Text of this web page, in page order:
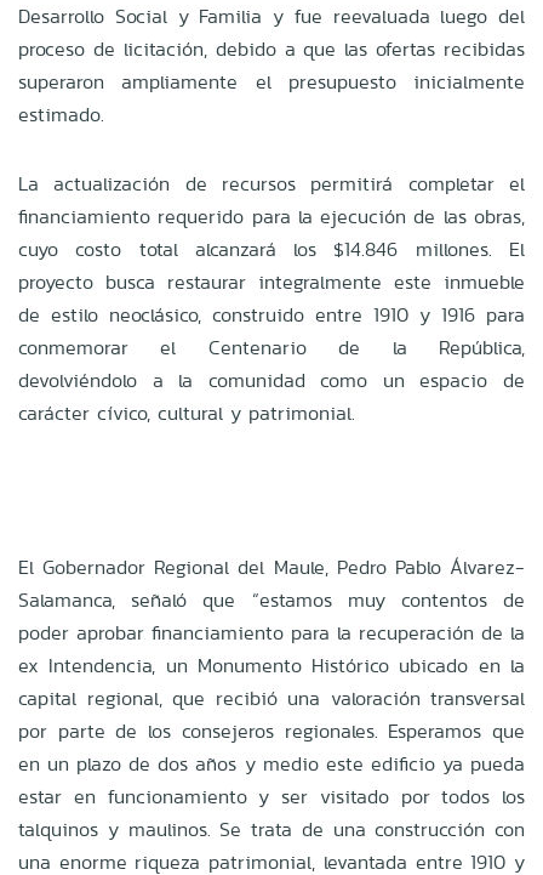
Desarrollo Social y Familia y fue reevaluada luego del
proceso de licitación, debido a que las ofertas recibidas
superaron ampliamente el presupuesto inicialmente
estimado.
La actualización de recursos permitirá completar el
financiamiento requerido para la ejecución de las obras,
cuyo costo total alcanzará los $14.846 millones. El
proyecto busca restaurar integralmente este inmueble
de estilo neoclásico, construido entre 1910 y 1916 para
conmemorar el Centenario de la República,
devolviéndolo a la comunidad como un espacio de
carácter cívico, cultural y patrimonial.
El Gobernador Regional del Maule, Pedro Pablo Álvarez-
Salamanca, señaló que “estamos muy contentos de
poder aprobar financiamiento para la recuperación de la
ex Intendencia, un Monumento Histórico ubicado en la
capital regional, que recibió una valoración transversal
por parte de los consejeros regionales. Esperamos que
en un plazo de dos años y medio este edificio ya pueda
estar en funcionamiento y ser visitado por todos los
talquinos y maulinos. Se trata de una construcción con
una enorme riqueza patrimonial, levantada entre 1910 y